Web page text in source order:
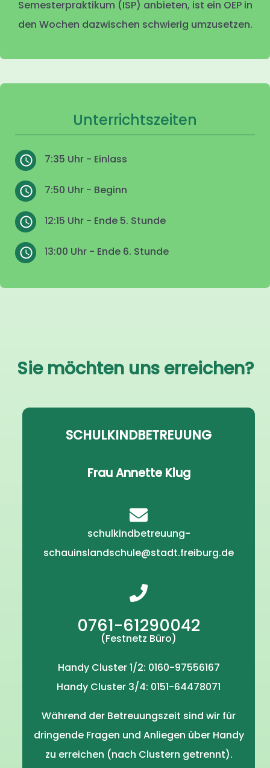
Semesterpraktikum (ISP) anbieten, ist ein OEP in
den Wochen dazwischen schwierig umzusetzen.
Unterrichtszeiten
7:35 Uhr - Einlass
7:50 Uhr - Beginn
12:15 Uhr - Ende 5. Stunde
13:00 Uhr - Ende 6. Stunde
Sie möchten uns erreichen?
SCHULKINDBETREUUNG
Frau Annette Klug
schulkindbetreuung-
schauinslandschule@stadt.freiburg.de
0761-61290042
(Festnetz Büro)
Handy Cluster 1/2: 0160-97556167
Handy Cluster 3/4: 0151-64478071
Während der Betreuungszeit sind wir für
dringende Fragen und Anliegen über Handy
zu erreichen (nach Clustern getrennt).